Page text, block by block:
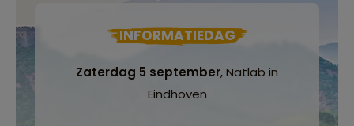
INFORMATIEDAG
Zaterdag 5 september, Natlab in
Eindhoven